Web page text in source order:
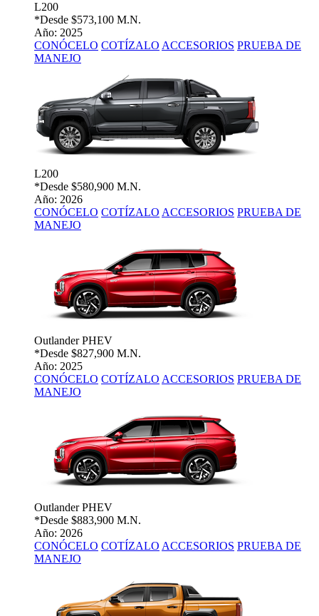
L200
*Desde $573,100 M.N.
Año: 2025
CONÓCELO COTÍZALO ACCESORIOS PRUEBA DE
MANEJO
L200
*Desde $580,900 M.N.
Año: 2026
CONÓCELO COTÍZALO ACCESORIOS PRUEBA DE
MANEJO
Outlander PHEV
*Desde $827,900 M.N.
Año: 2025
CONÓCELO COTÍZALO ACCESORIOS PRUEBA DE
MANEJO
Outlander PHEV
*Desde $883,900 M.N.
Año: 2026
CONÓCELO COTÍZALO ACCESORIOS PRUEBA DE
MANEJO